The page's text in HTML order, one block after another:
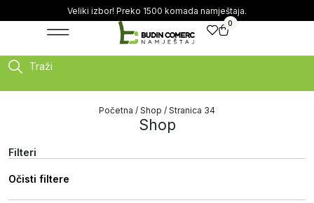
Veliki izbor! Preko 1500 komada namještaja.
0
Traži
Početna / Shop / Stranica 34
Shop
Filteri
Očisti filtere